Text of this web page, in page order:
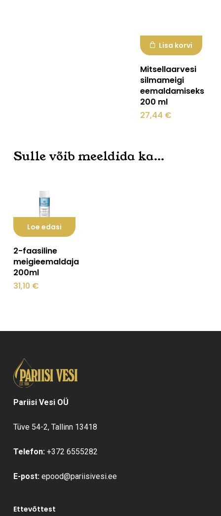
Lisa korvi
Mitsellaarvesi
silmameigi
eemaldamiseks
200 ml
27,44 €
Sulle võib meeldida ka…
Loe edasi
2-faasiline
meigieemaldaja
200ml
31,10 €
Pariisi Vesi OÜ
Tüve 54-2, Tallinn 13418
Telefon: +372 6555282
E-post: epood@pariisivesi.ee
Ettevõttest